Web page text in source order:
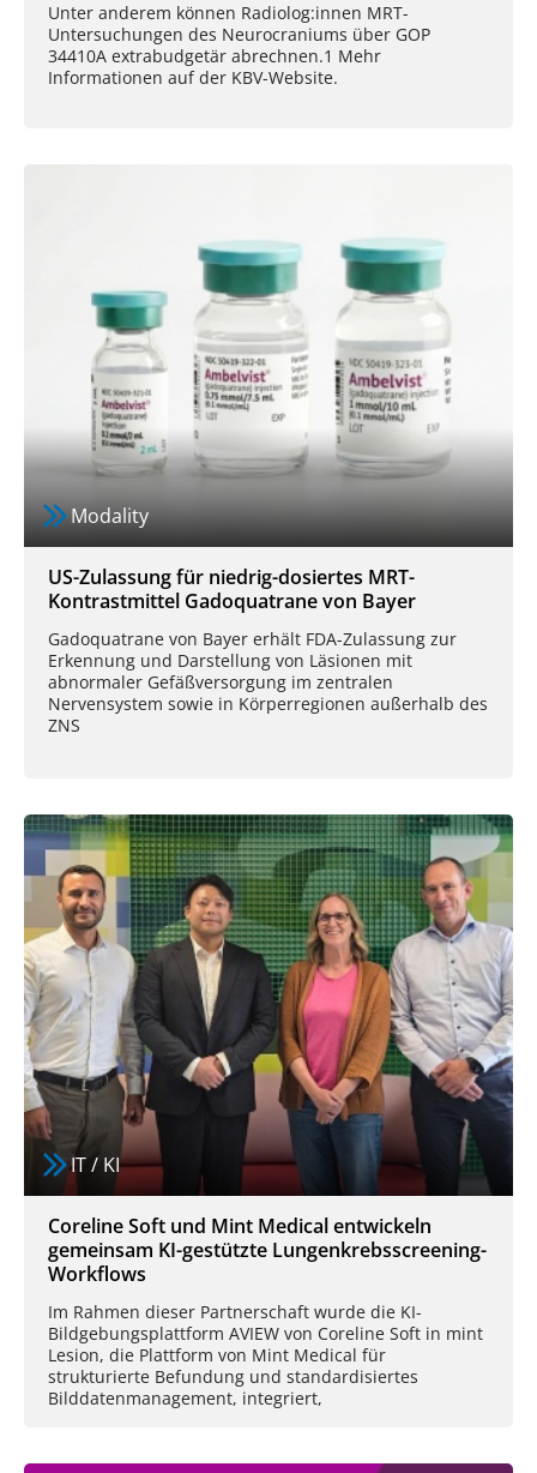
Unter anderem können Radiolog:innen MRT-
Untersuchungen des Neurocraniums über GOP
34410A extrabudgetär abrechnen.1 Mehr
Informationen auf der KBV-Website.
Modality
US-Zulassung für niedrig-dosiertes MRT-
Kontrastmittel Gadoquatrane von Bayer
Gadoquatrane von Bayer erhält FDA-Zulassung zur
Erkennung und Darstellung von Läsionen mit
abnormaler Gefäßversorgung im zentralen
Nervensystem sowie in Körperregionen außerhalb des
ZNS
IT / KI
Coreline Soft und Mint Medical entwickeln
gemeinsam KI-gestützte Lungenkrebsscreening-
Workflows
Im Rahmen dieser Partnerschaft wurde die KI-
Bildgebungsplattform AVIEW von Coreline Soft in mint
Lesion, die Plattform von Mint Medical für
strukturierte Befundung und standardisiertes
Bilddatenmanagement, integriert,